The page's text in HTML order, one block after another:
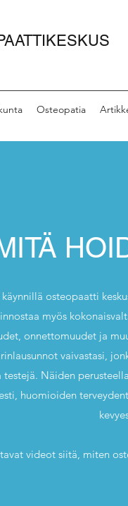
Osteopatia
osteopaatti
myös
onnettomuudet ja
vaivastasi,
Näiden
huomioiden
videot siitä, miten